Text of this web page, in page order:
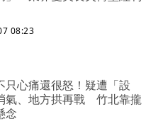
08:23
只心痛還很怒！疑遭「設
氣、地方拱再戰 竹北靠攏
念